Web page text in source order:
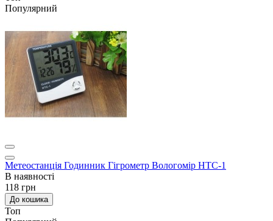
Популярний
Метеостанція Годинник Гігрометр Вологомір HTC-1
В наявності
118 грн
До кошика
Топ